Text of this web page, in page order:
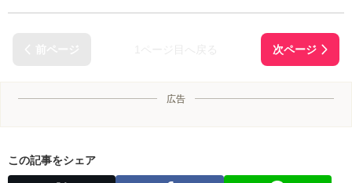
広告
この記事をシェア